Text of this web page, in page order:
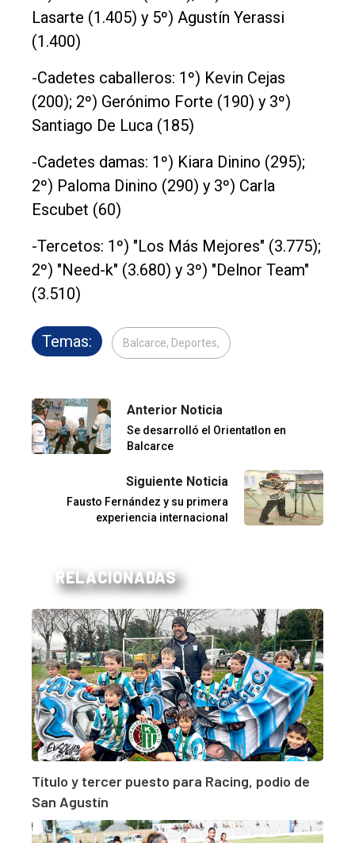
Lasarte (1.405) y 5º) Agustín Yerassi
(1.400)
-Cadetes caballeros: 1º) Kevin Cejas
(200); 2º) Gerónimo Forte (190) y 3º)
Santiago De Luca (185)
-Cadetes damas: 1º) Kiara Dinino (295);
2º) Paloma Dinino (290) y 3º) Carla
Escubet (60)
-Tercetos: 1º) "Los Más Mejores" (3.775);
2º) "Need-k" (3.680) y 3º) "Delnor Team"
(3.510)
Temas: Balcarce, Deportes,
Anterior Noticia
Se desarrolló el Orientatlon en
Balcarce
Siguiente Noticia
Fausto Fernández y su primera
experiencia internacional
RELACIONADAS
Título y tercer puesto para Racing, podio de
San Agustín